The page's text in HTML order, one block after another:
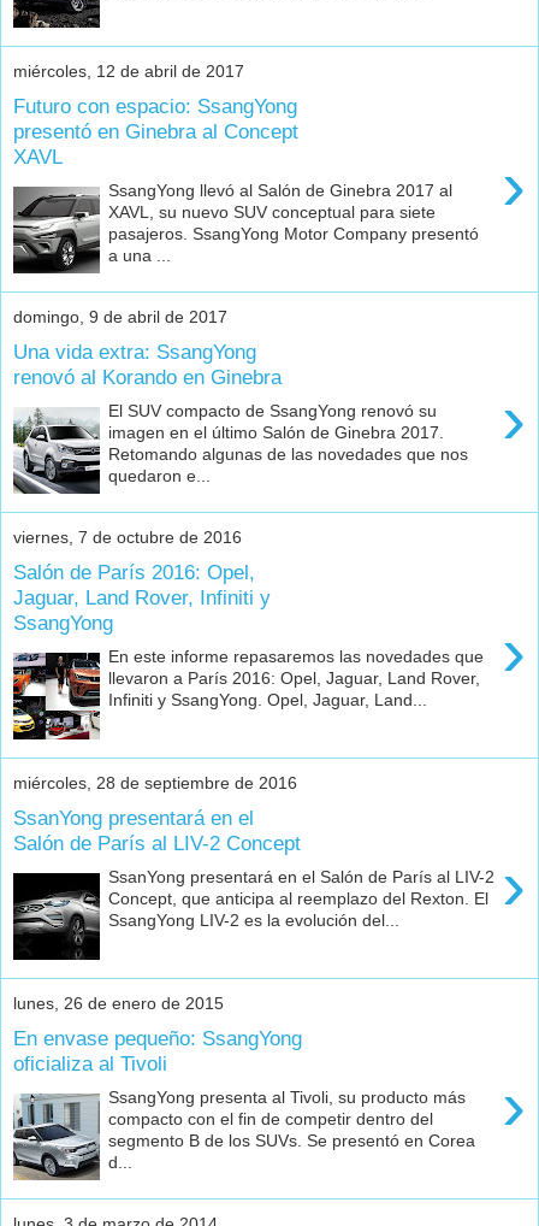
miércoles, 12 de abril de 2017
Futuro con espacio: SsangYong
presentó en Ginebra al Concept
XAVL
›
SsangYong llevó al Salón de Ginebra 2017 al
XAVL, su nuevo SUV conceptual para siete
pasajeros. SsangYong Motor Company presentó
a una ...
domingo, 9 de abril de 2017
Una vida extra: SsangYong
renovó al Korando en Ginebra
›
El SUV compacto de SsangYong renovó su
imagen en el último Salón de Ginebra 2017.
Retomando algunas de las novedades que nos
quedaron e...
viernes, 7 de octubre de 2016
Salón de París 2016: Opel,
Jaguar, Land Rover, Infiniti y
SsangYong
›
En este informe repasaremos las novedades que
llevaron a París 2016: Opel, Jaguar, Land Rover,
Infiniti y SsangYong. Opel, Jaguar, Land...
miércoles, 28 de septiembre de 2016
SsanYong presentará en el
Salón de París al LIV-2 Concept
›
SsanYong presentará en el Salón de París al LIV-2
Concept, que anticipa al reemplazo del Rexton. El
SsangYong LIV-2 es la evolución del...
lunes, 26 de enero de 2015
En envase pequeño: SsangYong
oficializa al Tivoli
›
SsangYong presenta al Tivoli, su producto más
compacto con el fin de competir dentro del
segmento B de los SUVs. Se presentó en Corea
d...